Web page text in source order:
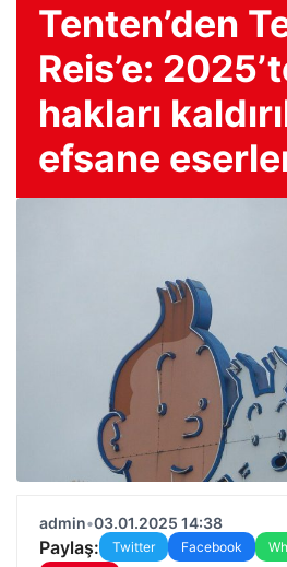
Tenten’den
Reis’e:
hakları
efsane
admin•03.01.2025 14:38
Paylaş: Twitter Facebook